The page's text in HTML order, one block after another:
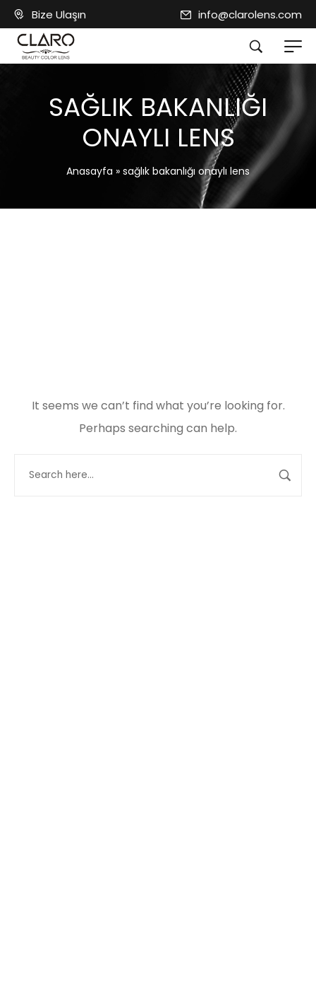
Bize Ulaşın info@clarolens.com
SAĞLIK BAKANLIĞI
ONAYLI LENS
Anasayfa » sağlık bakanlığı onaylı lens
It seems we can’t find what you’re looking for.
Perhaps searching can help.